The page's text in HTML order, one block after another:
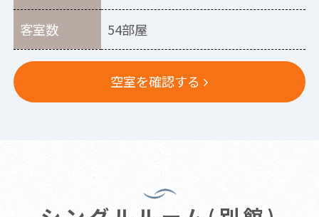
客室数 54部屋
空室を確認する